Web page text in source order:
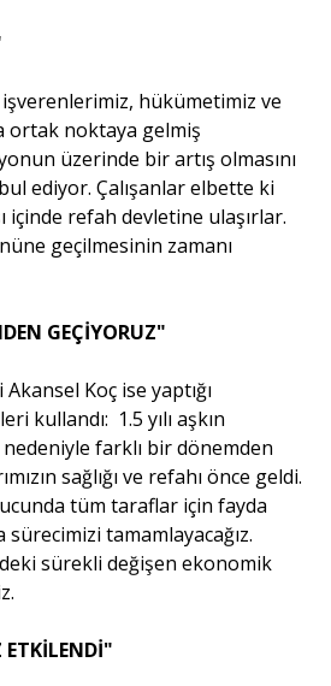
hükümetimiz ve
ortak noktaya gelmiş
üzerinde bir artış olmasını
ediyor. Çalışanlar elbette ki
içinde refah devletine ulaşırlar.
geçilmesinin zamanı
GEÇİYORUZ"
Koç ise yaptığı
kullandı: 1.5 yılı aşkın
farklı bir dönemden
sağlığı ve refahı önce geldi.
tüm taraflar için fayda
tamamlayacağız.
sürekli değişen ekonomik
ETKİLENDİ"